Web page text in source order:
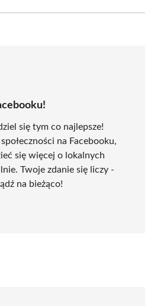
się tym co najlepsze!
na Facebooku,
się więcej o lokalnych
Twoje zdanie się liczy -
na bieżąco!